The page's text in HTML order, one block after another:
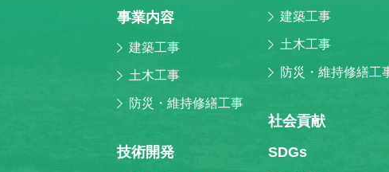
事業内容
建築工事
土木工事
防災・維持修繕工事
技術開発
建築工事
土木工事
防災・維持修繕工
社会貢献
SDGs